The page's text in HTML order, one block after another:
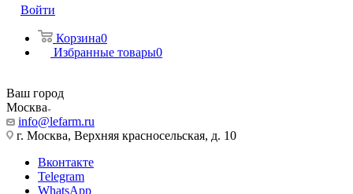
Войти
Корзина0
Избранные товары0
Ваш город
Москва
info@lefarm.ru
г. Москва, Верхняя красносельская, д. 10
Вконтакте
Telegram
WhatsApp